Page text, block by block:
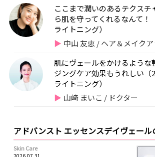
ここまで潤いのあるテクスチ
ら肌を守ってくれるなんて！
ライトニング）
中山 友恵 / ヘア＆メイク
肌にヴェールをかけるような
ジングケア効果もうれしい（
ライトニング）
山﨑 まいこ / ドクター
アドバンスト エッセンスデイヴェール
Skin Care